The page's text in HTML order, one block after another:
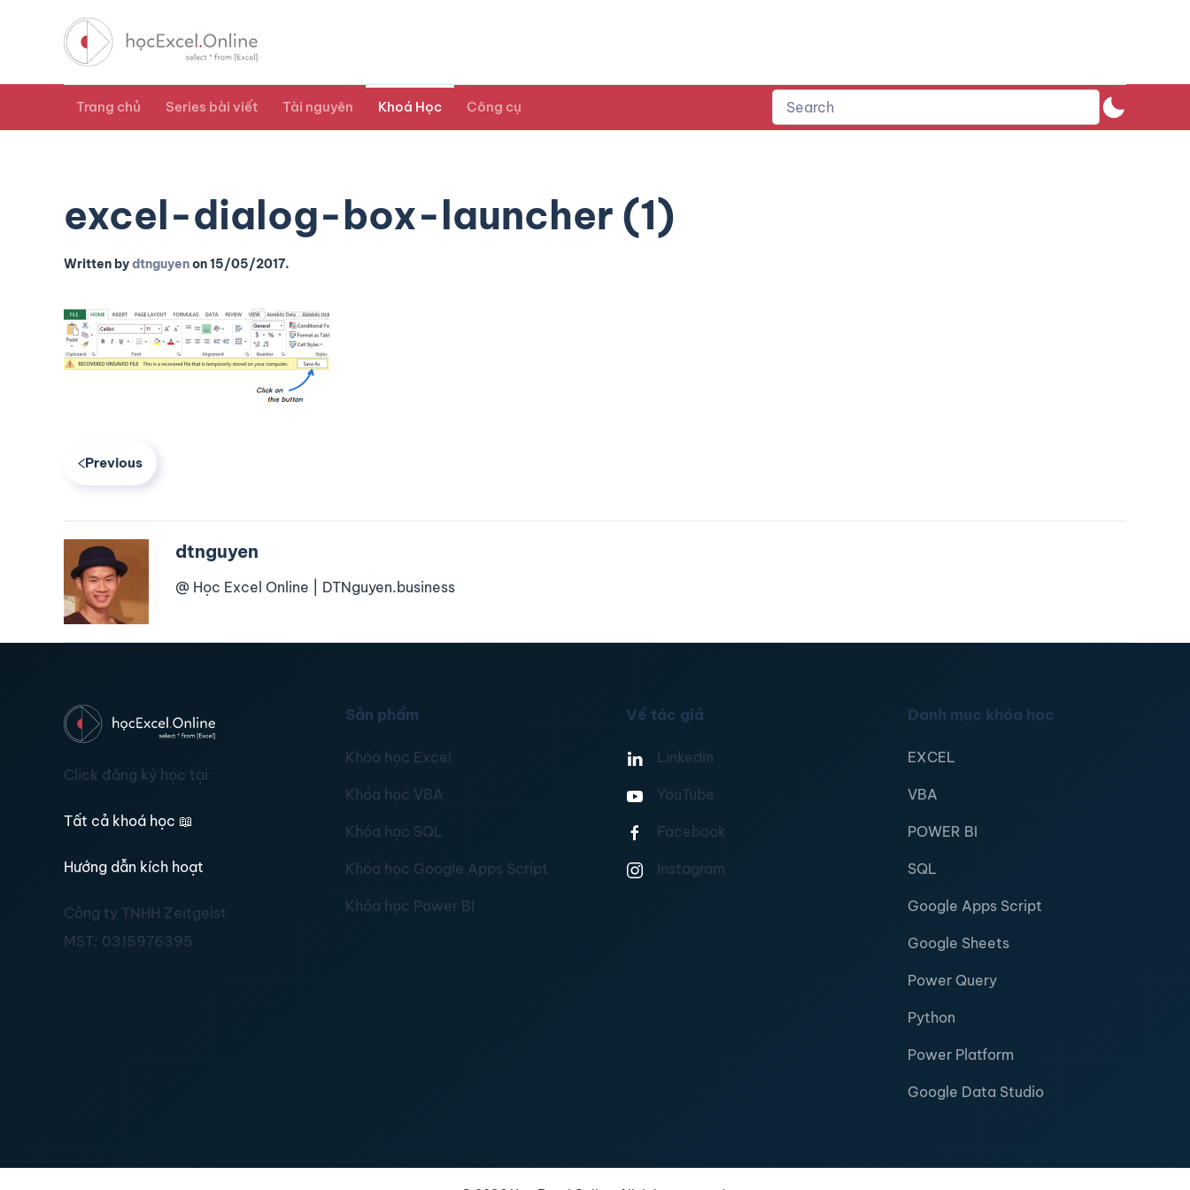
Trang chủ Series bài viết Tài nguyên Khoá Học Công cụ
excel-dialog-box-launcher (1)
Written bydtnguyenon15/05/2017.
Previous
dtnguyen
@ Học Excel Online | DTNguyen.business
Click đăng ký học tại:
Tất cả khoá học 📖
Hướng dẫn kích hoạt
Công ty TNHH Zeitgeist
MST: 0315976395
Sản phẩm
Khóa học Excel
Khóa học VBA
Khóa học SQL
Khóa học Google Apps Script
Khóa học Power BI
Về tác giả
Linkedin
YouTube
Facebook
Instagram
Danh mục khóa học
EXCEL
VBA
POWER BI
SQL
Google Apps Script
Google Sheets
Power Query
Python
Power Platform
Google Data Studio